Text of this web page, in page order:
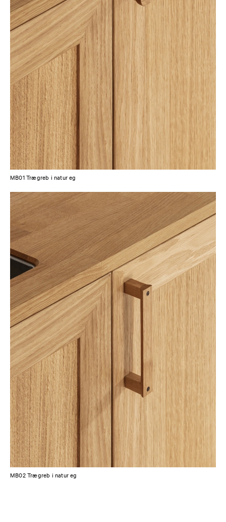
MB01 Trægreb i natur eg
MB02 Trægreb i natur eg